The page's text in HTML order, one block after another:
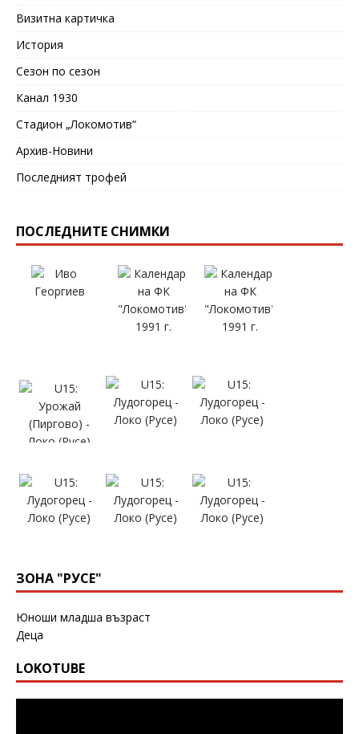
Визитна картичка
История
Сезон по сезон
Канал 1930
Стадион „Локомотив“
Архив-Новини
Последният трофей
ПОСЛЕДНИТЕ СНИМКИ
ЗОНА "РУСЕ"
Юноши младша възраст
Деца
LOKOTUBE